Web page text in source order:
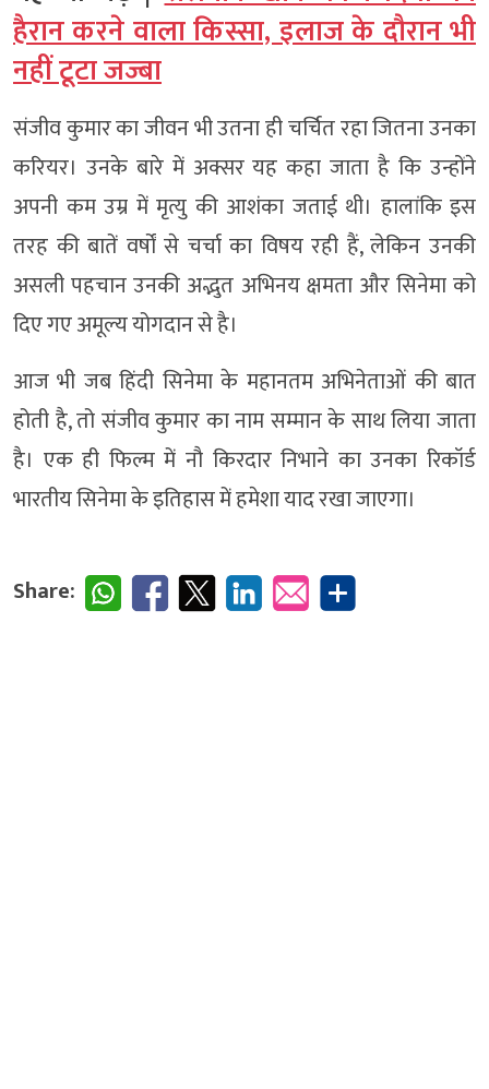
हैरान करने वाला किस्सा, इलाज के दौरान भी
नहीं टूटा जज्बा
संजीव कुमार का जीवन भी उतना ही चर्चित रहा जितना उनका
करियर। उनके बारे में अक्सर यह कहा जाता है कि उन्होंने
अपनी कम उम्र में मृत्यु की आशंका जताई थी। हालांकि इस
तरह की बातें वर्षों से चर्चा का विषय रही हैं, लेकिन उनकी
असली पहचान उनकी अद्भुत अभिनय क्षमता और सिनेमा को
दिए गए अमूल्य योगदान से है।
आज भी जब हिंदी सिनेमा के महानतम अभिनेताओं की बात
होती है, तो संजीव कुमार का नाम सम्मान के साथ लिया जाता
है। एक ही फिल्म में नौ किरदार निभाने का उनका रिकॉर्ड
भारतीय सिनेमा के इतिहास में हमेशा याद रखा जाएगा।
Share: